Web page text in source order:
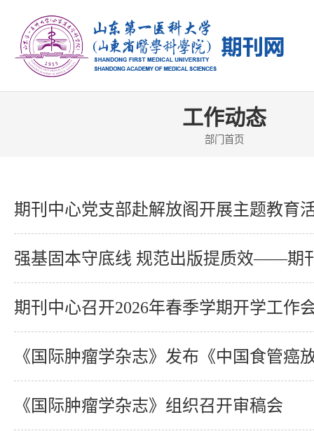
工作动态
部门首页
期刊中心党支部赴解放阁开展主题教育
期刊中心召开2026年春季学期开学工作
《国际肿瘤学杂志》组织召开审稿会